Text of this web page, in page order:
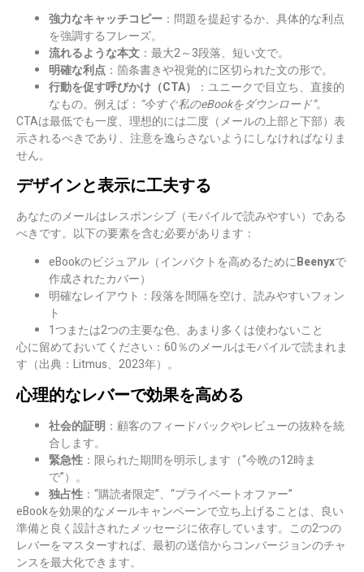
強力なキャッチコピー ：問題を提起するか、具体的な利点
を強調するフレーズ。
流れるような本文 ：最大2～3段落、短い文で。
明確な利点 ：箇条書きや視覚的に区切られた文の形で。
行動を促す呼びかけ（CTA）
：ユニークで目立ち、直接的
なもの。例えば： “今すぐ私のeBookをダウンロード”。
CTAは最低でも一度、理想的には二度（メールの上部と下部）表
示されるべきであり、注意を逸らさないようにしなければなりま
せん。
デザインと表示に工夫する
あなたのメールはレスポンシブ（モバイルで読みやすい）である
べきです。以下の要素を含む必要があります：
eBookのビジュアル（インパクトを高めるためにBeenyxで
作成されたカバー）
明確なレイアウト：段落を間隔を空け、読みやすいフォン
ト
1つまたは2つの主要な色、あまり多くは使わないこと
心に留めておいてください： 60％のメールはモバイルで読まれま
す （出典：Litmus、2023年）。
心理的なレバーで効果を高める
社会的証明 ：顧客のフィードバックやレビューの抜粋を統
合します。
緊急性 ：限られた期間を明示します（“今晩の12時ま
で”）。
独占性 ：“購読者限定”、“プライベートオファー”
eBookを効果的なメールキャンペーンで立ち上げることは、良い
準備と良く設計されたメッセージに依存しています。この2つの
レバーをマスターすれば、最初の送信からコンバージョンのチャ
ンスを最大化できます。